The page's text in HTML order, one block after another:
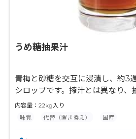
うめ糖抽果汁
青梅と砂糖を交互に浸漬し、約3
シロップです。搾汁とは異なり、
な香りのする果汁です。
内容量：22kg入り
味覚
代替（置き換え） 国産